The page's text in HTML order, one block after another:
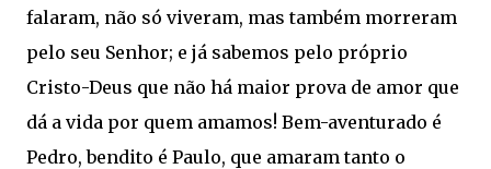
falaram, não só viveram, mas também morreram
pelo seu Senhor; e já sabemos pelo próprio
Cristo-Deus que não há maior prova de amor que
dá a vida por quem amamos! Bem-aventurado é
Pedro, bendito é Paulo, que amaram tanto o